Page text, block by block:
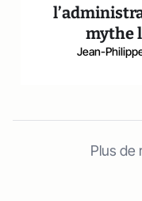
mythe
Jean-
Plus de